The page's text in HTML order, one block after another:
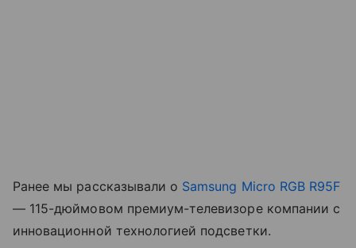
Ранее мы рассказывали о Samsung Micro RGB R95F
— 115-дюймовом премиум-телевизоре компании с
инновационной технологией подсветки.